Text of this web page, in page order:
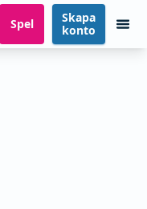
Spel
Skapa
konto